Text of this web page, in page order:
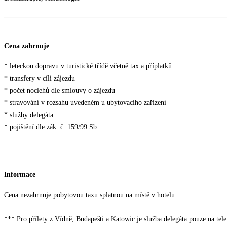
Cena zahrnuje
* leteckou dopravu v turistické třídě včetně tax a příplatků
* transfery v cíli zájezdu
* počet noclehů dle smlouvy o zájezdu
* stravování v rozsahu uvedeném u ubytovacího zařízení
* služby delegáta
* pojištění dle zák. č. 159/99 Sb.
Informace
Cena nezahrnuje pobytovou taxu splatnou na místě v hotelu.
*** Pro přílety z Vídně, Budapešti a Katowic je služba delegáta pouze na